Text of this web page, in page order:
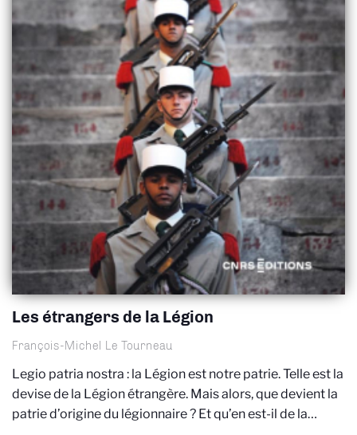
Les étrangers de la Légion
François-Michel Le Tourneau
Legio patria nostra : la Légion est notre patrie. Telle est la
devise de la Légion étrangère. Mais alors, que devient la
patrie d’origine du légionnaire ? Et qu’en est-il de la…